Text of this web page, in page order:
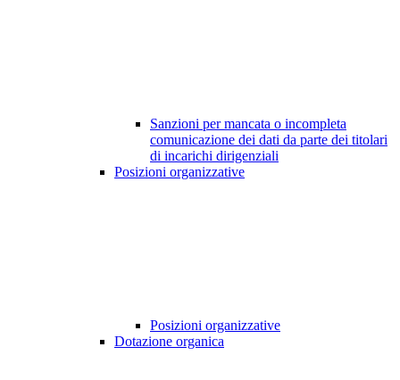
Sanzioni per mancata o incompleta
comunicazione dei dati da parte dei titolari
di incarichi dirigenziali
Posizioni organizzative
Posizioni organizzative
Dotazione organica